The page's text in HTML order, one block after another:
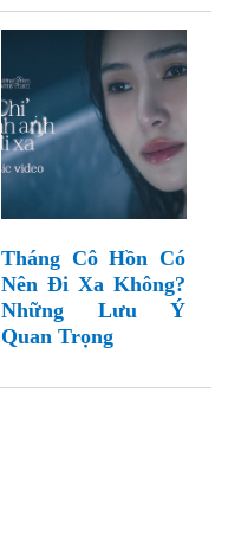
Tháng Cô Hồn Có
Nên Đi Xa Không?
Những Lưu Ý
Quan Trọng